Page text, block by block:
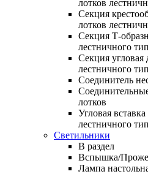
лотков
Секция
лотков
Секция Т-
лестничного
Секция угловая
лестничного
Соединитель
лотков
Угловая
лестничного
Светильники
В раздел
Вспышка/
Лампа